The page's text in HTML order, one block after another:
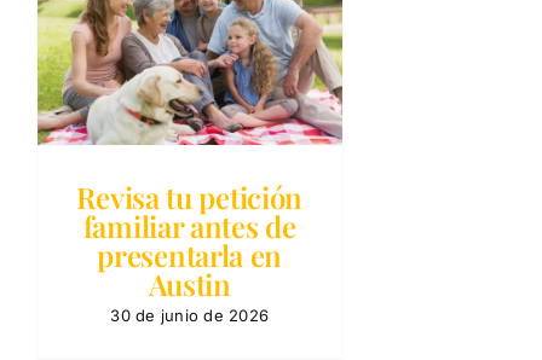
Revisa tu petición
familiar antes de
presentarla en
Austin
30 de junio de 2026